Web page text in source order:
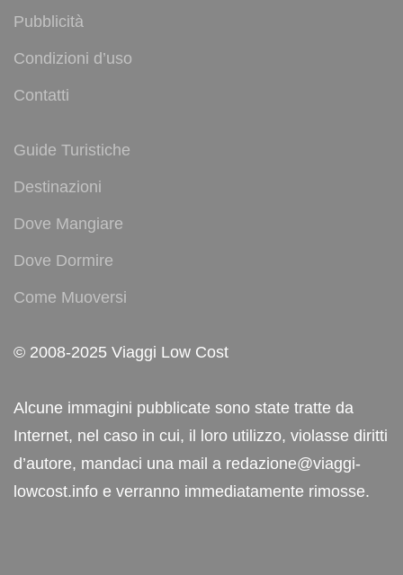
Pubblicità
Condizioni d’uso
Contatti
Guide Turistiche
Destinazioni
Dove Mangiare
Dove Dormire
Come Muoversi
© 2008-2025 Viaggi Low Cost
Alcune immagini pubblicate sono state tratte da
Internet, nel caso in cui, il loro utilizzo, violasse diritti
d’autore, mandaci una mail a redazione@viaggi-
lowcost.info e verranno immediatamente rimosse.